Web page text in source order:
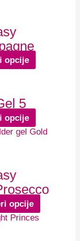
opcije
5
opcije
opcije